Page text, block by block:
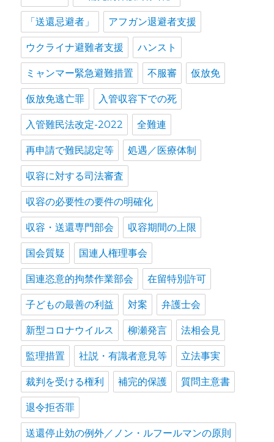
「送還忌避者」 アフガン退避者支援
ウクライナ避難者支援 ハンスト
ミャンマー緊急避難措置 不服審 仮放免
仮放免逃亡罪 入管収容下での死
入管難民法改定-2022 全難連
再申請で難民認定等 処遇／医療体制
収容に対する司法審査
収容の必要性の要件の明確化
収容・送還専門部会 収容期間の上限
国会質疑 国連人権理事会
国連恣意的拘禁作業部会 在留特別許可
子どもの最善の利益 対案 弁護士会
新型コロナウイルス 柳瀬発言 法相会見
監理措置 社説・有識者意見等 立法事実
裁判を受ける権利 補完的保護 質問主意書
退令拒否罪
送還停止効の例外／ノン・ルフールマンの原則